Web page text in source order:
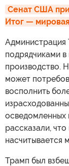
Сенат США
Итог —
Администрация
подрядчиками
производство.
может
восполнить
осведомленных
рассказали,
насчитывается
Трамп был